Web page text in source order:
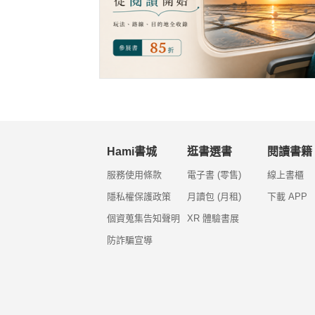
Hami書城
服務使用條款
隱私權保護政策
個資蒐集告知聲明
防詐騙宣導
逛書選書
電子書 (零售)
月讀包 (月租)
XR 體驗書展
閱讀書籍
線上書櫃
下載 APP